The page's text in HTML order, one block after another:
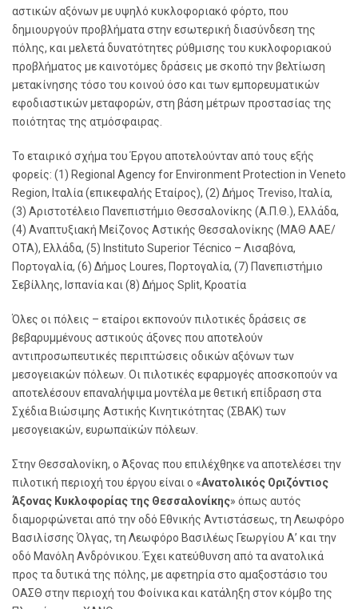
αστικών αξόνων με υψηλό κυκλοφοριακό φόρτο, που
δημιουργούν προβλήματα στην εσωτερική διασύνδεση της
πόλης, και μελετά δυνατότητες ρύθμισης του κυκλοφοριακού
προβλήματος με καινοτόμες δράσεις με σκοπό την βελτίωση
μετακίνησης τόσο του κοινού όσο και των εμπορευματικών
εφοδιαστικών μεταφορών, στη βάση μέτρων προστασίας της
ποιότητας της ατμόσφαιρας.
Το εταιρικό σχήμα του Έργου αποτελούνταν από τους εξής
φορείς: (1) Regional Agency for Environment Protection in Veneto
Region, Ιταλία (επικεφαλής Εταίρος), (2) Δήμος Treviso, Ιταλία,
(3) Αριστοτέλειο Πανεπιστήμιο Θεσσαλονίκης (Α.Π.Θ.), Ελλάδα,
(4) Αναπτυξιακή Μείζονος Αστικής Θεσσαλονίκης (ΜΑΘ ΑΑΕ/
ΟΤΑ), Ελλάδα, (5) Instituto Superior Técnico – Λισαβόνα,
Πορτογαλία, (6) Δήμος Loures, Πορτογαλία, (7) Πανεπιστήμιο
Σεβίλλης, Ισπανία και (8) Δήμος Split, Κροατία
Όλες οι πόλεις – εταίροι εκπονούν πιλοτικές δράσεις σε
βεβαρυμμένους αστικούς άξονες που αποτελούν
αντιπροσωπευτικές περιπτώσεις οδικών αξόνων των
μεσογειακών πόλεων. Οι πιλοτικές εφαρμογές αποσκοπούν να
αποτελέσουν επαναλήψιμα μοντέλα με θετική επίδραση στα
Σχέδια Βιώσιμης Αστικής Κινητικότητας (ΣΒΑΚ) των
μεσογειακών, ευρωπαϊκών πόλεων.
Στην Θεσσαλονίκη, ο Άξονας που επιλέχθηκε να αποτελέσει την
πιλοτική περιοχή του έργου είναι ο «Ανατολικός Οριζόντιος
Άξονας Κυκλοφορίας της Θεσσαλονίκης» όπως αυτός
διαμορφώνεται από την οδό Εθνικής Αντιστάσεως, τη Λεωφόρο
Βασιλίσσης Όλγας, τη Λεωφόρο Βασιλέως Γεωργίου Α’ και την
οδό Μανόλη Ανδρόνικου. Έχει κατεύθυνση από τα ανατολικά
προς τα δυτικά της πόλης, με αφετηρία στο αμαξοστάσιο του
ΟΑΣΘ στην περιοχή του Φοίνικα και κατάληξη στον κόμβο της